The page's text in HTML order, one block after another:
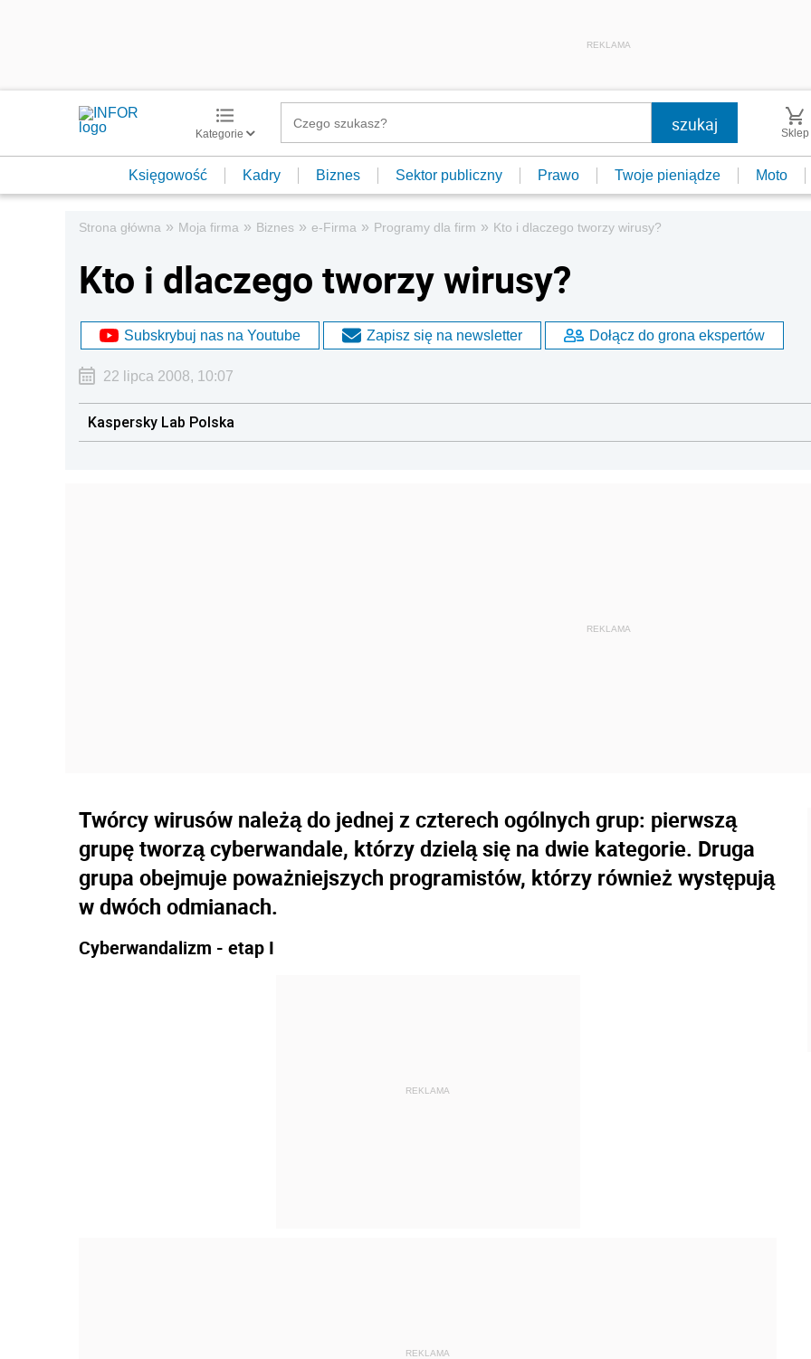
REKLAMA
Kategorie Sklep
Księgowość Kadry Biznes Sektor publiczny Prawo Twoje pieniądze Moto
Strona główna » Moja firma » Biznes » e-Firma » Programy dla firm » Kto i dlaczego tworzy wirusy?
Kto i dlaczego tworzy wirusy?
Subskrybuj nas na Youtube Zapisz się na newsletter Dołącz do grona ekspertów
22 lipca 2008, 10:07
Kaspersky Lab Polska
Twórcy wirusów należą do jednej z czterech ogólnych grup: pierwszą
grupę tworzą cyberwandale, którzy dzielą się na dwie kategorie. Druga
grupa obejmuje poważniejszych programistów, którzy również występują
w dwóch odmianach.
Cyberwandalizm - etap I
REKLAMA
REKLAMA